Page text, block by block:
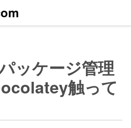
ッケージ管理
触って